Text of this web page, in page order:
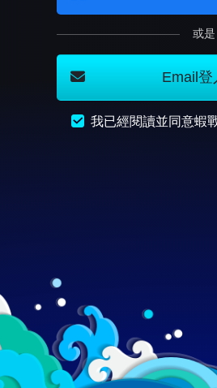
或是
Email登
我已經閱讀並同意蝦